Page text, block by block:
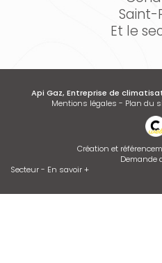
Saint-
Et le
Api Gaz, Entreprise de
Mentions légales - Plan du
Création et
Demande
Secteur- En savoir +